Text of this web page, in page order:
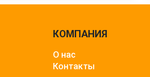
КОМПАНИЯ
О нас
Контакты